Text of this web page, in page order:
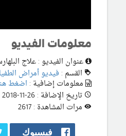
معلومات الفيديو
عنوان الفيديو : علاج
القسم : فيديو أمراض
معلومات إضافية : اضغط
تاريخ الإضافة : 26-11-2018
مرات المشاهدة : 2617
فيسبوك